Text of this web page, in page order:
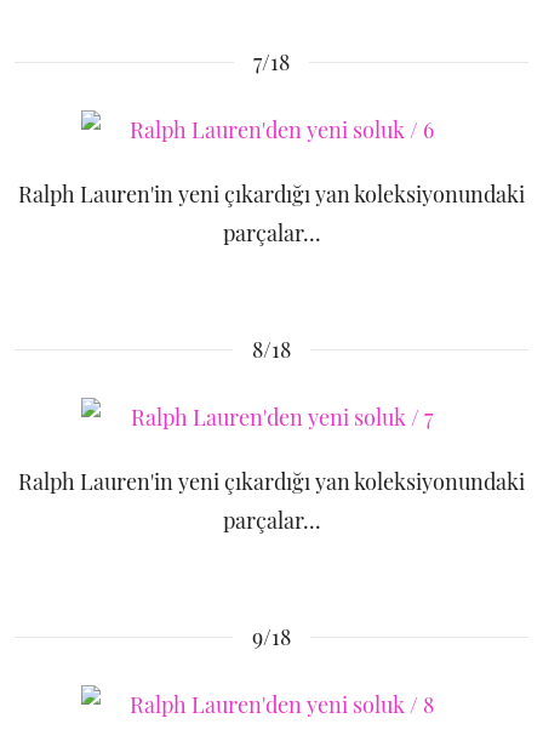
7/18
Ralph Lauren'in yeni çıkardığı yan koleksiyonundaki
parçalar...
8/18
Ralph Lauren'in yeni çıkardığı yan koleksiyonundaki
parçalar...
9/18